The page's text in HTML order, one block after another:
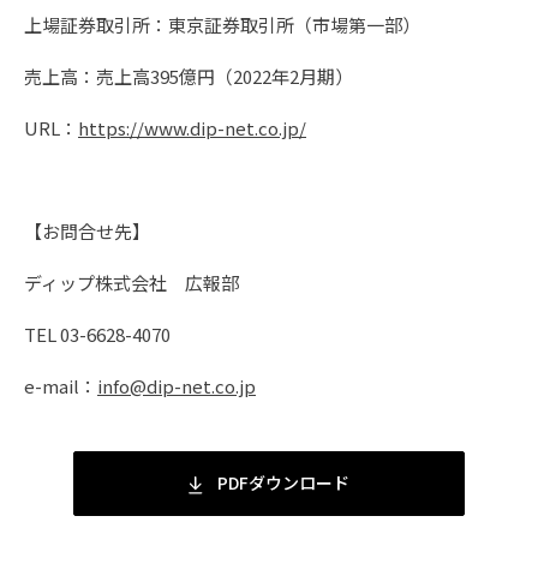
上場証券取引所：東京証券取引所（市場第一部）
売上高：売上高395億円（2022年2月期）
URL： https://www.dip-net.co.jp/
【お問合せ先】
ディップ株式会社 広報部
TEL 03-6628-4070
e-mail： info@dip-net.co.jp
PDFダウンロード